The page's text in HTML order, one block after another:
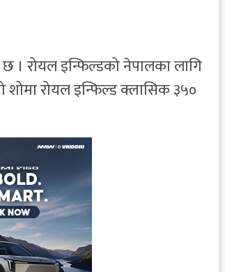
। रोयल इन्फिल्डको नेपालका लागि
शोमा रोयल इन्फिल्ड क्लासिक ३५०